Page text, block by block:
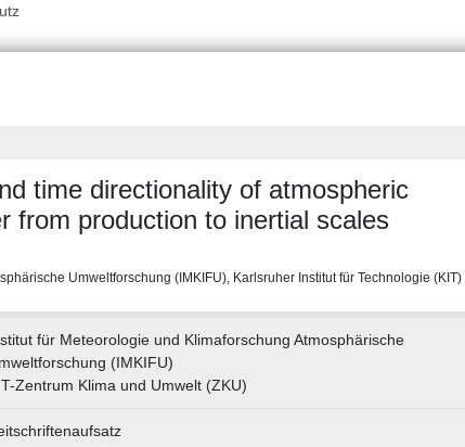
time directionality of atmospheric
from production to inertial scales
Umweltforschung (IMKIFU), Karlsruher Institut für Technologie (KIT)
für Meteorologie und Klimaforschung Atmosphärische
(IMKIFU)
Zentrum Klima und Umwelt (ZKU)